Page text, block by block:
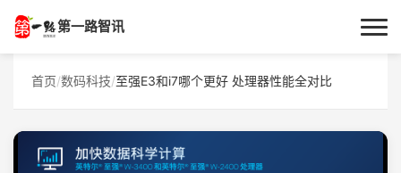
第一路智讯
首页
技术解答
首页 /数码科技/至强E3和i7哪个更好 处理器性能全对比